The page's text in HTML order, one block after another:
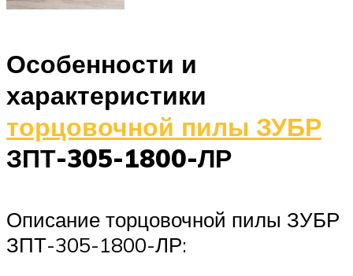
Особенности и
характеристики
торцовочной пилы ЗУБР
ЗПТ-305-1800-ЛР
Описание торцовочной пилы ЗУБР
ЗПТ-305-1800-ЛР: